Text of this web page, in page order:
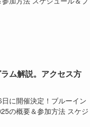
ム解説。アクセス方
に開催決定！ブルーイン
の概要＆参加方法 スケジ